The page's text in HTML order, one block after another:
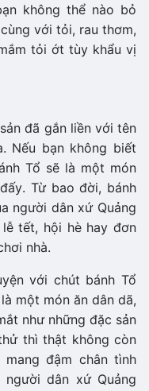
không thể nào bỏ
với tỏi, rau thơm,
tỏi ớt tùy khẩu vị
đã gắn liền với tên
Nếu bạn không biết
Tổ sẽ là một món
Từ bao đời, bánh
người dân xứ Quảng
tết, hội hè hay đơn
nhà.
với chút bánh Tổ
một món ăn dân dã,
như những đặc sản
thì thật không còn
đậm chân tình
dân xứ Quảng